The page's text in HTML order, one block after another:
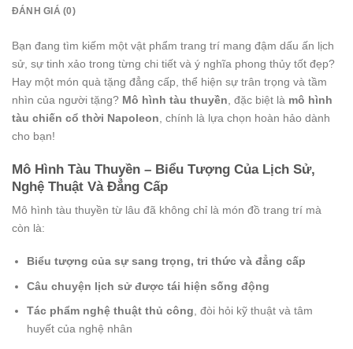
ĐÁNH GIÁ (0)
Bạn đang tìm kiếm một vật phẩm trang trí mang đậm dấu ấn lịch
sử, sự tinh xảo trong từng chi tiết và ý nghĩa phong thủy tốt đẹp?
Hay một món quà tặng đẳng cấp, thể hiện sự trân trọng và tầm
nhìn của người tặng? Mô hình tàu thuyền , đặc biệt là mô hình
tàu chiến cổ thời Napoleon , chính là lựa chọn hoàn hảo dành
cho bạn!
Mô Hình Tàu Thuyền – Biểu Tượng Của Lịch Sử,
Nghệ Thuật Và Đẳng Cấp
Mô hình tàu thuyền từ lâu đã không chỉ là món đồ trang trí mà
còn là:
Biểu tượng của sự sang trọng, tri thức và đẳng cấp
Câu chuyện lịch sử được tái hiện sống động
Tác phẩm nghệ thuật thủ công, đòi hỏi kỹ thuật và tâm
huyết của nghệ nhân